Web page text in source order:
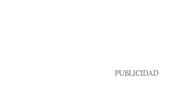
PUBLICIDAD